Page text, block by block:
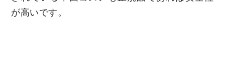
が高いです。